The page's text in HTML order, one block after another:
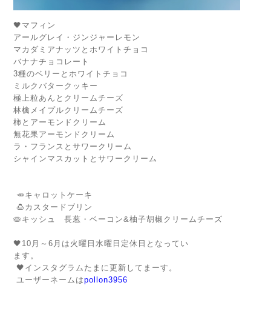
🖤マフィン
アールグレイ・ジンジャーレモン
マカダミアナッツとホワイトチョコ
バナナチョコレート
3種のベリーとホワイトチョコ
ミルクバタークッキー
極上粒あんとクリームチーズ
林檎メイプルクリームチーズ
柿とアーモンドクリーム
無花果アーモンドクリーム
ラ・フランスとサワークリーム
シャインマスカットとサワークリーム
🥕キャロットケーキ
🍮カスタードブリン
🥧キッシュ 長葱・ベーコン&柚子胡椒クリームチーズ
🖤10月～6月は火曜日水曜日定休日となってい
ます。
🖤インスタグラムたまに更新してまーす。
ユーザーネームはpollon3956